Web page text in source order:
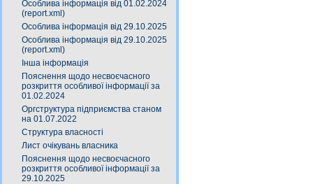
Особлива інформація від 01.02.2024
(report.xml)
Особлива інформація від 29.10.2025
Особлива інформація від 29.10.2025
(report.xml)
Інша інформація
Пояснення щодо несвоєчасного
розкриття особливої інформації за
01.02.2024
Оргструктура підприємства станом
на 01.07.2022
Структура власності
Лист очікувань власника
Пояснення щодо несвоєчасного
розкриття особливої інформації за
29.10.2025